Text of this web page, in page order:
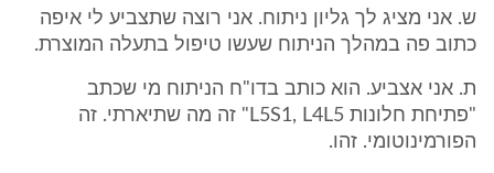
ש. אני מציג לך גליון ניתוח. אני רוצה שתצביע לי איפה
כתוב פה במהלך הניתוח שעשו טיפול בתעלה המוצרת.
ת. אני אצביע. הוא כותב בדו"ח הניתוח מי שכתב
"פתיחת חלונות L5S1, L4L5" זה מה שתיארתי. זה
הפורמינוטומי. זהו.